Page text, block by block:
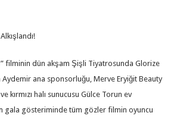
filminin dün akşam Şişli Tiyatrosunda Glorize
ana sponsorluğu, Merve Eryiğit Beauty
kırmızı halı sunucusu Gülce Torun ev
gala gösteriminde tüm gözler filmin oyuncu